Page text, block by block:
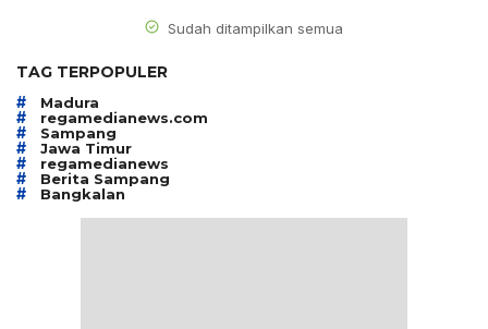
Sudah ditampilkan semua
TAG TERPOPULER
# Madura
# regamedianews.com
# Sampang
# Jawa Timur
# regamedianews
# Berita Sampang
# Bangkalan